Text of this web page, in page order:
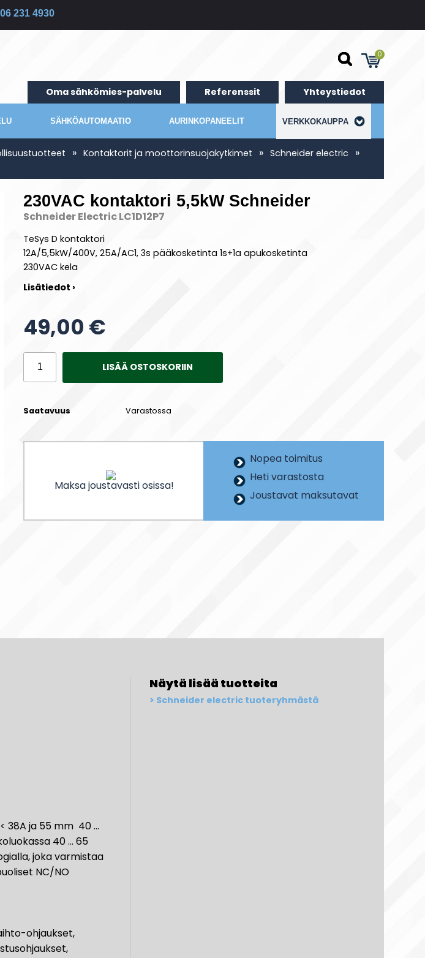
06 231 4930
0
Oma sähkömies-palvelu Referenssit Yhteystiedot
SÄHKÖAUTOMAATIO AURINKOPANEELIT VERKKOKAUPPA
» Kontaktorit ja moottorinsuojakytkimet » Schneider electric »
230VAC kontaktori 5,5kW Schneider
Schneider Electric LC1D12P7
TeSys D kontaktori
12A/5,5kW/400V, 25A/AC1, 3s pääkosketinta 1s+1a apukosketinta
230VAC kela
Lisätiedot ›
49,00 €
LISÄÄ OSTOSKORIIN
Saatavuus Varastossa
Maksa joustavasti osissa!
Nopea toimitus
Heti varastosta
Joustavat maksutavat
38A ja 55 mm 40 ...
40 ... 65
joka varmistaa
NC/NO
ohjaukset,
Näytä lisää tuotteita
Schneider electric tuoteryhmästä